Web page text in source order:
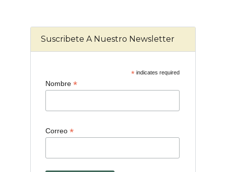
Suscribete A Nuestro Newsletter
*indicates required
Nombre *
Correo *